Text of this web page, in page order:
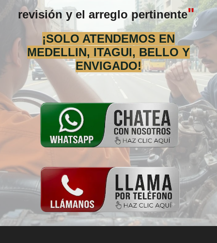
revisión y el arreglo pertinente"
¡SOLO ATENDEMOS EN
MEDELLIN, ITAGUI, BELLO Y
ENVIGADO!